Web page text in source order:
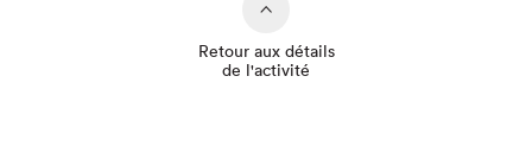
Retour aux détails
de l'activité